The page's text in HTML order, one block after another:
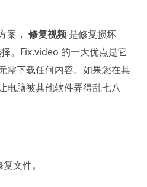
案， 修复视频 是修复损坏
。Fix.video 的一大优点是它
需下载任何内容。如果您在其
电脑被其他软件弄得乱七八
文件。